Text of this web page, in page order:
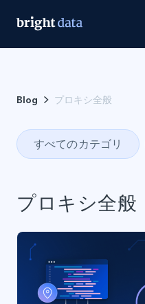
Blog プロキシ全般
すべてのカテゴリ
プロキシ全般